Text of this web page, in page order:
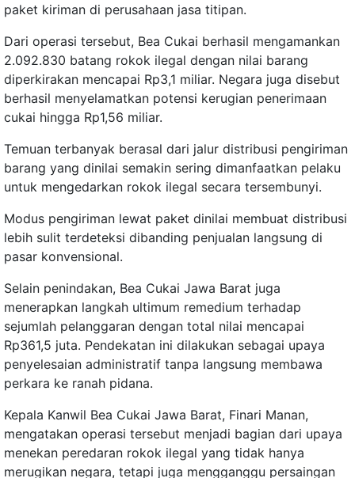
paket kiriman di perusahaan jasa titipan.
Dari operasi tersebut, Bea Cukai berhasil mengamankan
2.092.830 batang rokok ilegal dengan nilai barang
diperkirakan mencapai Rp3,1 miliar. Negara juga disebut
berhasil menyelamatkan potensi kerugian penerimaan
cukai hingga Rp1,56 miliar.
Temuan terbanyak berasal dari jalur distribusi pengiriman
barang yang dinilai semakin sering dimanfaatkan pelaku
untuk mengedarkan rokok ilegal secara tersembunyi.
Modus pengiriman lewat paket dinilai membuat distribusi
lebih sulit terdeteksi dibanding penjualan langsung di
pasar konvensional.
Selain penindakan, Bea Cukai Jawa Barat juga
menerapkan langkah ultimum remedium terhadap
sejumlah pelanggaran dengan total nilai mencapai
Rp361,5 juta. Pendekatan ini dilakukan sebagai upaya
penyelesaian administratif tanpa langsung membawa
perkara ke ranah pidana.
Kepala Kanwil Bea Cukai Jawa Barat, Finari Manan,
mengatakan operasi tersebut menjadi bagian dari upaya
menekan peredaran rokok ilegal yang tidak hanya
merugikan negara, tetapi juga mengganggu persaingan